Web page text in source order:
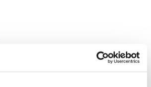
Studio Italia Design, 2016